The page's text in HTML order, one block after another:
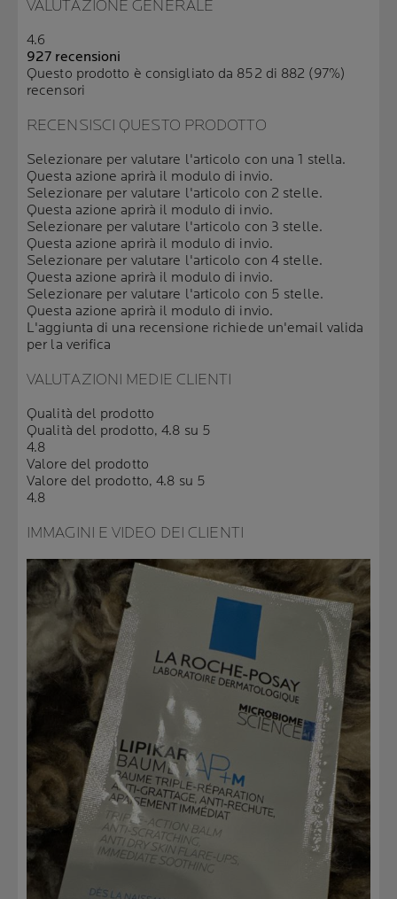
VALUTAZIONE GENERALE
4.6
927 recensioni
Questo prodotto è consigliato da 852 di 882 (97%)
recensori
RECENSISCI QUESTO PRODOTTO
Selezionare per valutare l'articolo con una 1 stella.
Questa azione aprirà il modulo di invio.
Selezionare per valutare l'articolo con 2 stelle.
Questa azione aprirà il modulo di invio.
Selezionare per valutare l'articolo con 3 stelle.
Questa azione aprirà il modulo di invio.
Selezionare per valutare l'articolo con 4 stelle.
Questa azione aprirà il modulo di invio.
Selezionare per valutare l'articolo con 5 stelle.
Questa azione aprirà il modulo di invio.
L'aggiunta di una recensione richiede un'email valida
per la verifica
VALUTAZIONI MEDIE CLIENTI
Qualità del prodotto
Qualità del prodotto, 4.8 su 5
4.8
Valore del prodotto
Valore del prodotto, 4.8 su 5
4.8
IMMAGINI E VIDEO DEI CLIENTI